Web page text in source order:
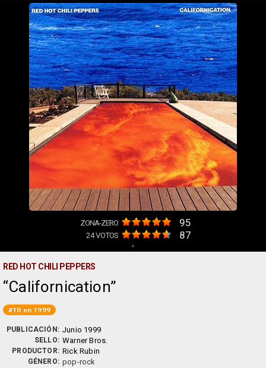
ZONA-ZERO 95
24VOTOS 87
+
RED HOT CHILI PEPPERS
Californication
#10 en 1999
PUBLICACIÓN: Junio 1999
SELLO: Warner Bros.
PRODUCTOR: Rick Rubin
GÉNERO: pop-rock